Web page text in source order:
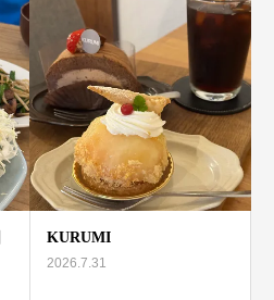
KURUMI
2026.7.31